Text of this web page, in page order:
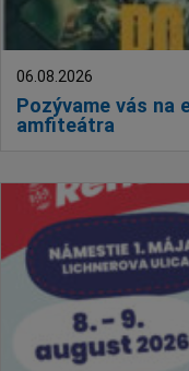
Pozývame vás na
amfiteátra
06.08.2026